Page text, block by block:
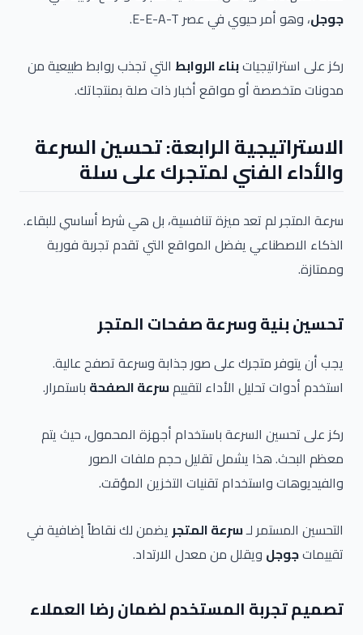
جوجل، وهو أمر حيوي في عصر E-E-A-T.
ركز على استراتيجياتبناء الروابط التي تجذب روابط طبيعية من
مدونات متخصصة أو مواقع أخبار ذات صلة بمنتجاتك.
الاستراتيجية الرابعة: تحسين السرعة
والأداء الفني لمتجرك على سلة
سرعة المتجر لم تعد ميزة تنافسية، بل هي شرط أساسي للبقاء.
الذكاء الاصطناعي يفضل المواقع التي تقدم تجربة فورية
وممتازة.
تحسين بنية وسرعة صفحات المتجر
يجب أن يتوفر متجرك على صور جذابة وسرعة تصفح عالية.
استخدم أدوات تحليل الأداء لتقييمسرعة الصفحة باستمرار.
ركز على تحسين السرعة باستخدام أجهزة المحمول، حيث يتم
معظم البحث. هذا يشمل تقليل حجم ملفات الصور
والفيديوهات واستخدام تقنيات التخزين المؤقت.
التحسين المستمر لـسرعة المتجريضمن لك نقاطاً إضافية في
تقييماتجوجل ويقلل من معدل الارتداد.
تصميم تجربة المستخدم لضمان رضا العملاء